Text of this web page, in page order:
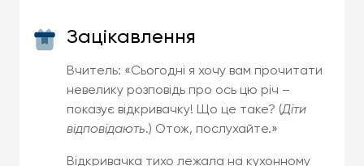
Зацікавлення
Вчитель: «Сьогодні я хочу вам прочитати
невелику розповідь про ось цю річ –
показує відкривачку! Що це таке? (Діти
відповідають.) Отож, послухайте.»
Відкривачка тихо лежала на кухонному